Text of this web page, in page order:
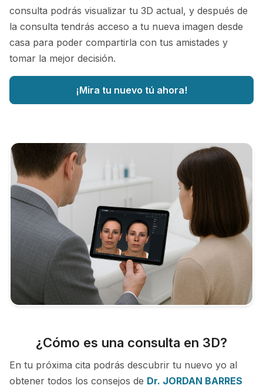
consulta podrás visualizar tu 3D actual, y después de
la consulta tendrás acceso a tu nueva imagen desde
casa para poder compartirla con tus amistades y
tomar la mejor decisión.
¡Mira tu nuevo tú ahora!
¿Cómo es una consulta en 3D?
En tu próxima cita podrás descubrir tu nuevo yo al
obtener todos los consejos de Dr. JORDAN BARRES